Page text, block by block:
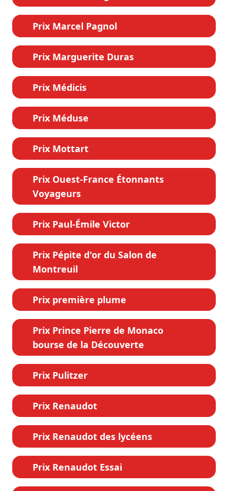
Prix Marcel Pagnol
Prix Marguerite Duras
Prix Médicis
Prix Méduse
Prix Mottart
Prix Ouest-France Étonnants
Voyageurs
Prix Paul-Émile Victor
Prix Pépite d'or du Salon de
Montreuil
Prix première plume
Prix Prince Pierre de Monaco
bourse de la Découverte
Prix Pulitzer
Prix Renaudot
Prix Renaudot des lycéens
Prix Renaudot Essai